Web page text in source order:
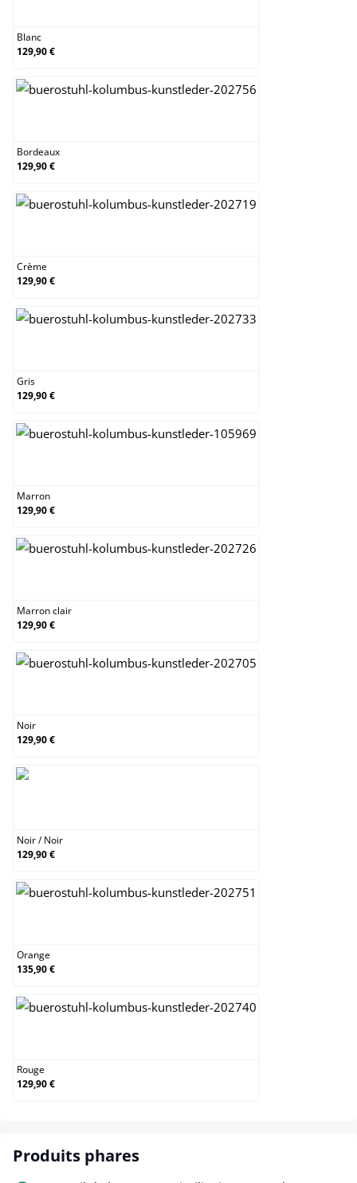
Blanc
129,90 €
Bordeaux
129,90 €
Crème
129,90 €
Gris
129,90 €
Marron
129,90 €
Marron clair
129,90 €
Noir
129,90 €
Noir/Noir
129,90 €
Orange
135,90 €
Rouge
129,90 €
Produits phares